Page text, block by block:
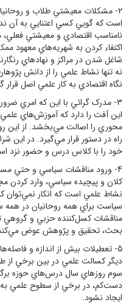
2- مشکلات معيشتي طلاب و
است که گويي کسي اعتنايي به آن
نامناسب اقتصادي و معيشتي
اکتفاء کردن به شهريههاي معهود
شاغل شدن در مراکز و نهادهاي
نه تنها نشاط علمي را از دانش
نگاه اقتصادي به کار علمي اصل قرار
3- مدرک گرائي با اين که امري ضروري در سيستم
اين آفت را دارد که آموزشهاي
محوري را اصالت مي‌بخشد. از اين
راه در دستور قرار مي‌گيرد. در اين
خود را با کلاس درس و حضور نزد
4- ورود مناقشات سياسي و حتي
کلان و پيچيده سياسي، وارد
نشاط علمي است که انکار نمي‌توان
سياست براي همه روحانيان در
مناقشات کسل‌کننده حزبي و
بحث، تحقيق و پژوهش عوض
5- تعطيلات بيش از اندازه و فاصله
ديگر کسالت علمي در بين برخي از
سوم روزهاي سال درس‌هاي حوزه
دستکم، در برخي از سطوح علمي
ايجاد نشود.